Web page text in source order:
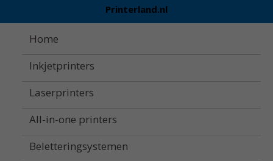
Printerland.nl
Home
Inkjetprinters
Laserprinters
All-in-one printers
Beletteringsystemen